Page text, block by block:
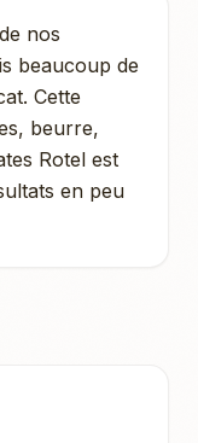
nos
beaucoup de
Cette
beurre,
Rotel est
en peu